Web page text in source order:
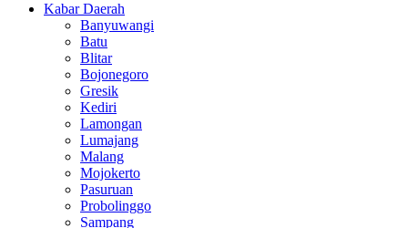
Kabar Daerah
Banyuwangi
Batu
Blitar
Bojonegoro
Gresik
Kediri
Lamongan
Lumajang
Malang
Mojokerto
Pasuruan
Probolinggo
Sampang